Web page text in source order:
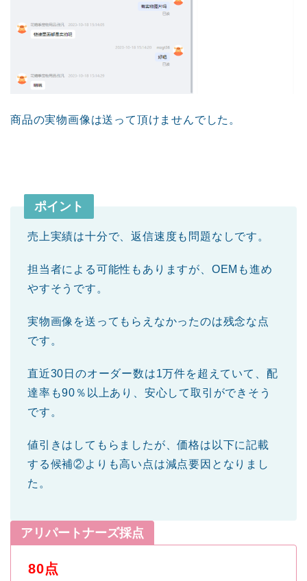
商品の実物画像は送って頂けませんでした。
ポイント
売上実績は十分で、返信速度も問題なしです。
担当者による可能性もありますが、OEMも進め
やすそうです。
実物画像を送ってもらえなかったのは残念な点
です。
直近30日のオーダー数は1万件を超えていて、配
達率も90％以上あり、安心して取引ができそう
です。
値引きはしてもらましたが、価格は以下に記載
する候補②よりも高い点は減点要因となりまし
た。
アリパートナーズ採点
80点